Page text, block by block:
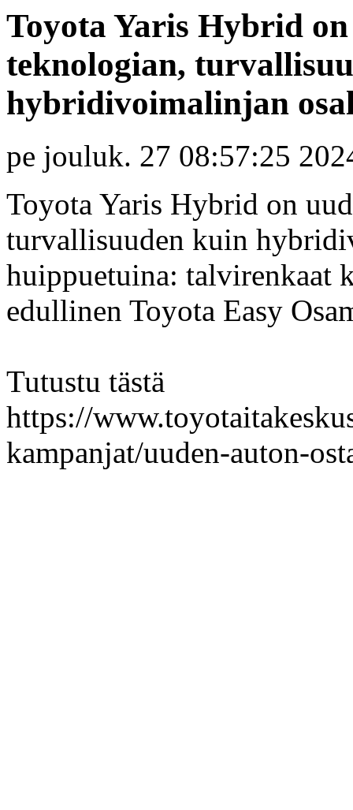
Toyota Yaris Hybrid
teknologian,
hybridivoimalinjan
pe jouluk. 27 08:57:25
Toyota Yaris Hybrid on
turvallisuuden kuin
huippuetuina: talvirenkaat
edullinen Toyota Easy
Tutustu tästä
https://
kampanjat/uuden-auton-